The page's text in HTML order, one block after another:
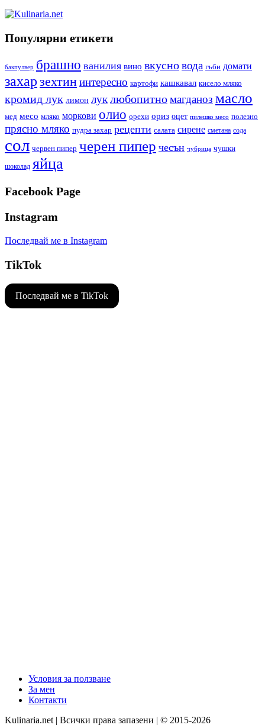
Популярни етикети
бакпулвер брашно ванилия вино вкусновода гъби домати
захар зехтининтересно картофи кашкавал кисело мляко
кромид лук лимон луклюбопитномагданоз масло
мед месо мляко моркови олио орехи ориз оцет пилешко месо полезно
прясно мляко пудра захар рецепти салата сирене сметана сода
сол червен пипер черен пипер чесън чубрица чушки
шоколад яйца
Facebook Page
Instagram
Последвай ме в Instagram
TikTok
Последвай ме в TikTok
Условия за ползване
За мен
Контакти
Kulinaria.net | Всички права запазени | © 2015-2026